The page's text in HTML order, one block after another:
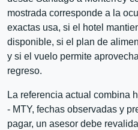
mostrada corresponde a la
exactas usa, si el hotel
disponible, si el plan de
y si el vuelo permite
regreso.
La referencia actual combina
- MTY, fechas observadas y
pagar, un asesor debe